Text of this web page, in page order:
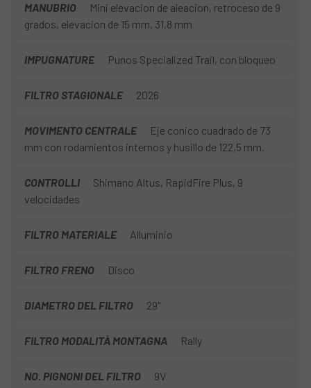
MANUBRIO
Mini elevacion de aleacion, retroceso de 9
grados, elevacion de 15 mm, 31,8 mm
IMPUGNATURE Punos Specialized Trail, con bloqueo
FILTRO STAGIONALE 2026
MOVIMENTO CENTRALE
Eje conico cuadrado de 73
mm con rodamientos internos y husillo de 122,5 mm.
CONTROLLI
Shimano Altus, RapidFire Plus, 9
velocidades
FILTRO MATERIALE Alluminio
FILTRO FRENO Disco
DIAMETRO DEL FILTRO 29"
FILTRO MODALITÀ MONTAGNA Rally
NO. PIGNONI DEL FILTRO 9V